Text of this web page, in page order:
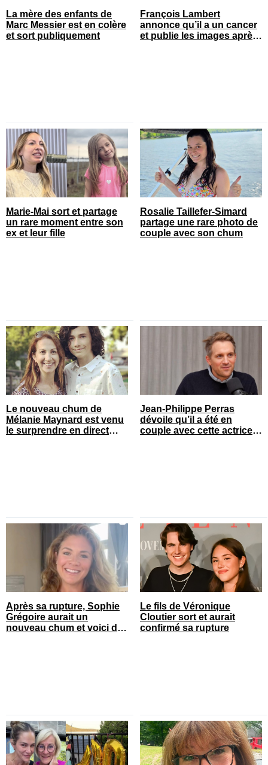
La mère des enfants de
Marc Messier est en colère
et sort publiquement
François Lambert
annonce qu’il a un cancer
et publie les images après
Marie-Mai sort et partage
un rare moment entre son
ex et leur fille
Rosalie Taillefer-Simard
partage une rare photo de
couple avec son chum
Le nouveau chum de
Mélanie Maynard est venu
le surprendre en direct
Jean-Philippe Perras
dévoile qu’il a été en
couple avec cette actrice
Après sa rupture, Sophie
Grégoire aurait un
nouveau chum et voici de
Le fils de Véronique
Cloutier sort et aurait
confirmé sa rupture